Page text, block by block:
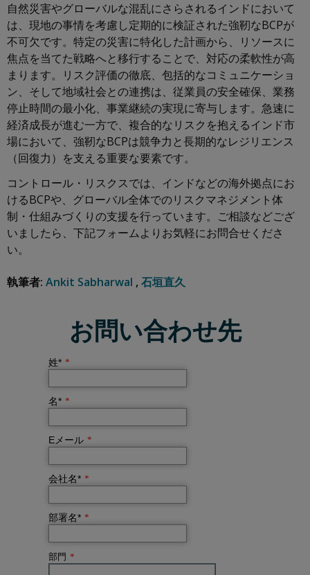
自然災害やグローバルな混乱にさらされるインドにおいて
は、現地の事情を考慮し定期的に検証された強靭なBCPが
不可欠です。特定の災害に特化した計画から、リソースに
焦点を当てた戦略へと移行することで、対応の柔軟性が高
まります。リスク評価の徹底、包括的なコミュニケーショ
ン、そして地域社会との連携は、従業員の安全確保、業務
停止時間の最小化、事業継続の実現に寄与します。急速に
経済成長が進む一方で、複合的なリスクを抱えるインド市
場において、強靭なBCPは競争力と長期的なレジリエンス
（回復力）を支える重要な要素です。
コントロール・リスクスでは、インドなどの海外拠点にお
けるBCPや、グローバル全体でのリスクマネジメント体
制・仕組みづくりの支援を行っています。ご相談などござ
いましたら、下記フォームよりお気軽にお問合せくださ
い。
執筆者: Ankit Sabharwal , 石垣直久
お問い合わせ先
姓* *
名* *
Eメール *
会社名* *
部署名* *
部門 *